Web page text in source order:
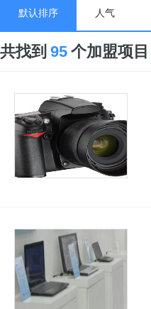
默认排序 人气
共找到 95 个加盟项目